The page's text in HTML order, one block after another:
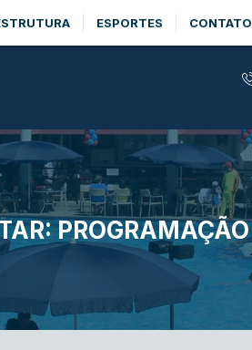
ESPORTES CONTATO
PROGRAMAÇÃO